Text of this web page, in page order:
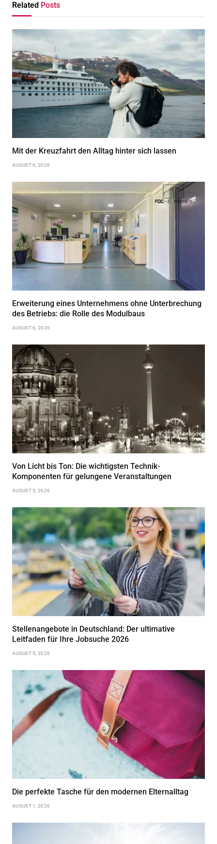
Related Posts
Mit der Kreuzfahrt den Alltag hinter sich lassen
AUGUST 6, 2026
Erweiterung eines Unternehmens ohne Unterbrechung
des Betriebs: die Rolle des Modulbaus
AUGUST 6, 2026
Von Licht bis Ton: Die wichtigsten Technik-
Komponenten für gelungene Veranstaltungen
AUGUST 5, 2026
Stellenangebote in Deutschland: Der ultimative
Leitfaden für Ihre Jobsuche 2026
AUGUST 5, 2026
Die perfekte Tasche für den modernen Elternalltag
AUGUST 1, 2026